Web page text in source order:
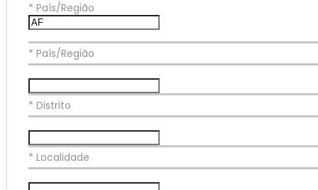
* País/Região
* País/Região
* Distrito
* Localidade